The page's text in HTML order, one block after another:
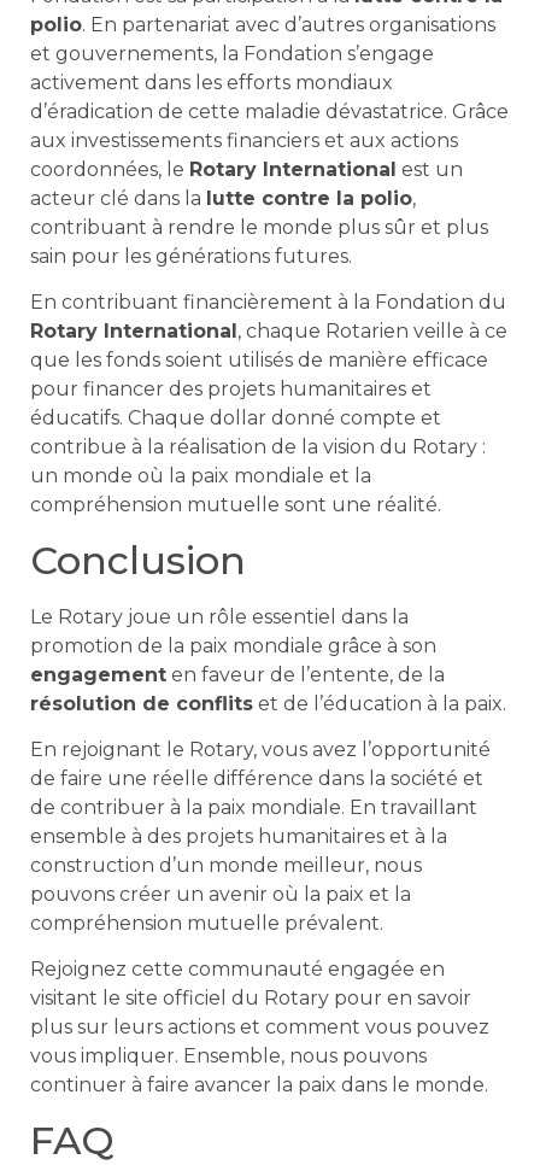
polio. En partenariat avec d’autres organisations
et gouvernements, la Fondation s’engage
activement dans les efforts mondiaux
d’éradication de cette maladie dévastatrice. Grâce
aux investissements financiers et aux actions
coordonnées, le Rotary International est un
acteur clé dans la lutte contre la polio,
contribuant à rendre le monde plus sûr et plus
sain pour les générations futures.
En contribuant financièrement à la Fondation du
Rotary International , chaque Rotarien veille à ce
que les fonds soient utilisés de manière efficace
pour financer des projets humanitaires et
éducatifs. Chaque dollar donné compte et
contribue à la réalisation de la vision du Rotary :
un monde où la paix mondiale et la
compréhension mutuelle sont une réalité.
Conclusion
Le Rotary joue un rôle essentiel dans la
promotion de la paix mondiale grâce à son
engagement en faveur de l’entente, de la
résolution de conflits et de l’éducation à la paix.
En rejoignant le Rotary, vous avez l’opportunité
de faire une réelle différence dans la société et
de contribuer à la paix mondiale. En travaillant
ensemble à des projets humanitaires et à la
construction d’un monde meilleur, nous
pouvons créer un avenir où la paix et la
compréhension mutuelle prévalent.
Rejoignez cette communauté engagée en
visitant le site officiel du Rotary pour en savoir
plus sur leurs actions et comment vous pouvez
vous impliquer. Ensemble, nous pouvons
continuer à faire avancer la paix dans le monde.
FAQ